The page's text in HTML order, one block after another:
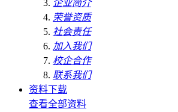
企业简介
荣誉资质
社会责任
加入我们
校企合作
联系我们
资料下载
查看全部资料